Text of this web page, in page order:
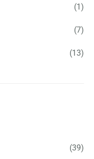
(1)
(7)
(13)
(39)